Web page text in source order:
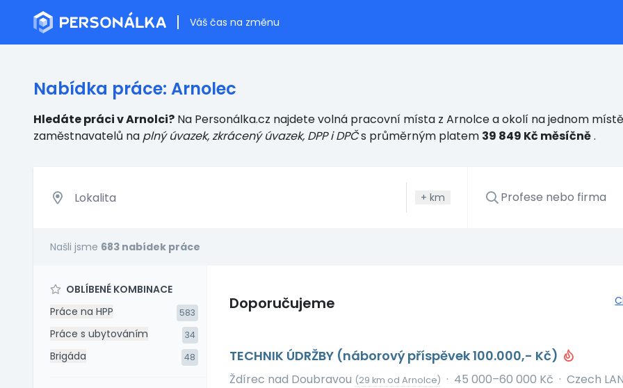
Váš čas na změnu
Nabídka práce: Arnolec
Hledáte práci v Arnolci? Na Personálka.cz najdete volná pracovní místa z Arnolce a okolí na jednom
zaměstnavatelů na plný úvazek, zkrácený úvazek, DPP i DPČs průměrným platem 39 849 Kč měsíčně.
+ km
Našli jsme 683 nabídek práce
OBLÍBENÉ KOMBINACE
Práce na HPP
583
Práce s ubytováním 34
Brigáda 48
Doporučujeme
TECHNIK ÚDRŽBY (náborový příspěvek 100.000,- Kč)
Ždírec nad Doubravou (29 km od Arnolce) · 45 000–60 000 Kč · Czech